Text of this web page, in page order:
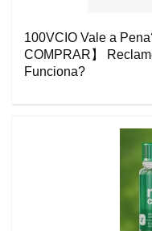
100VCIO Vale a
COMPRAR】
Funciona?